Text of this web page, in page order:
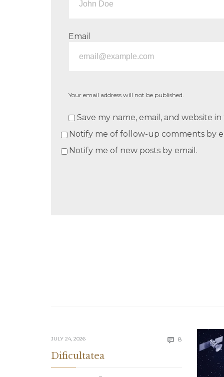
Email
Your email address will not be published.
Save my name, email, and website
Notify me of follow-up comments by
Notify me of new posts by email.
JULY 24, 2026  8 Comments
Dificultatea